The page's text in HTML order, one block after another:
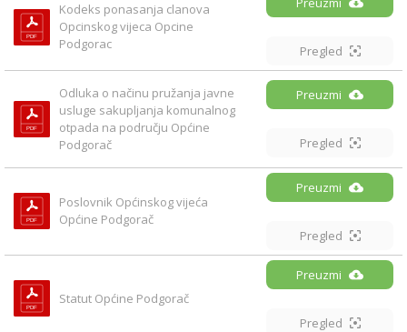
Kodeks ponasanja clanova
Opcinskog vijeca Opcine
Podgorac
Pregled
Odluka o načinu pružanja javne
usluge sakupljanja komunalnog
otpada na području Općine
Podgorač
Preuzmi
Pregled
Poslovnik Općinskog vijeća
Općine Podgorač
Preuzmi
Pregled
Statut Općine Podgorač
Preuzmi
Pregled